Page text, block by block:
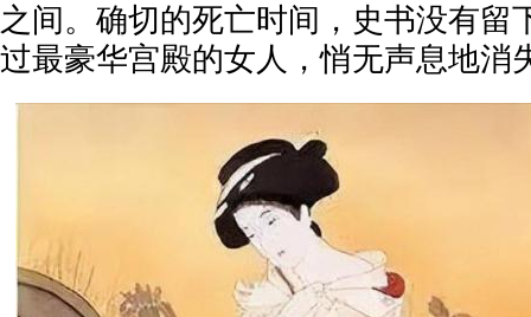
之间。确切的死亡时间，史书没有留
过最豪华宫殿的女人，悄无声息地消